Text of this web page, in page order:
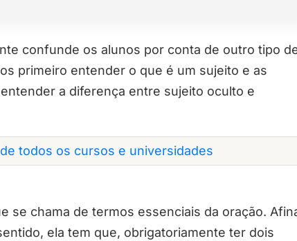
confunde os alunos por conta de outro tipo
primeiro entender o que é um sujeito e as
a diferença entre sujeito oculto e
todos os cursos e universidades
se chama de termos essenciais da oração.
ela tem que, obrigatoriamente ter dois